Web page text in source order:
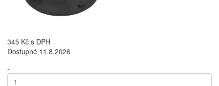
345 Kč s DPH
Dostupné 11.8.2026
-